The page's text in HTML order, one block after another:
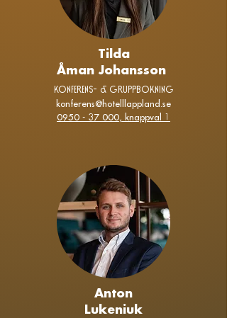
Tilda
Åman Johansson
KONFERENS- & Gruppbokning
konferens@hotelllappland.se
0950 - 37 000, knappval 1
Anton
Lukeniuk